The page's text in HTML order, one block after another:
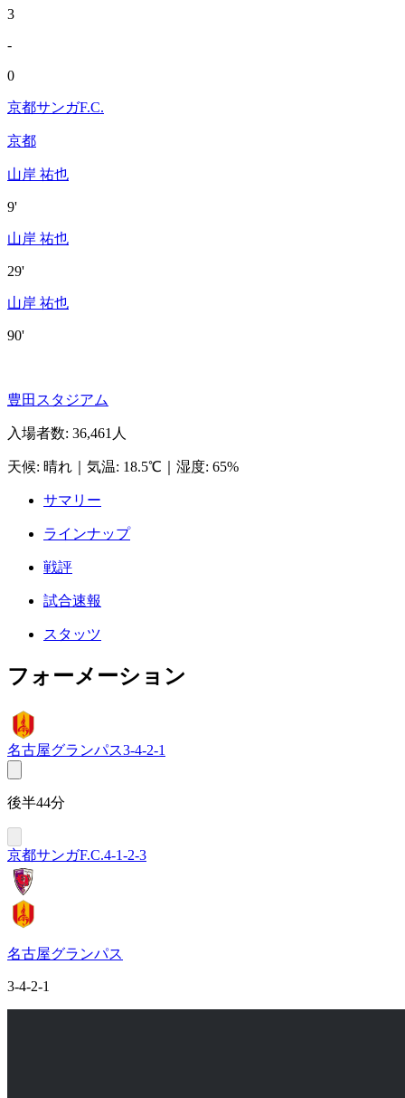
3
-
0
京都サンガF.C.
京都
山岸 祐也
9'
山岸 祐也
29'
山岸 祐也
90'
豊田スタジアム
入場者数: 36,461人
天候: 晴れ 気温: 18.5℃ 湿度: 65%
サマリー
ラインナップ
戦評
試合速報
スタッツ
フォーメーション
名古屋グランパス3-4-2-1
後半44分
京都サンガF.C.4-1-2-3
名古屋グランパス
3-4-2-1